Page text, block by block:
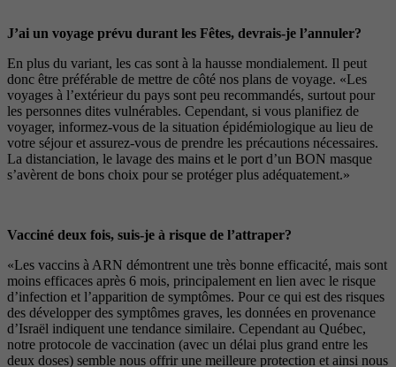
J’ai un voyage prévu durant les Fêtes, devrais-je l’annuler?
En plus du variant, les cas sont à la hausse mondialement. Il peut
donc être préférable de mettre de côté nos plans de voyage. «Les
voyages à l’extérieur du pays sont peu recommandés, surtout pour
les personnes dites vulnérables. Cependant, si vous planifiez de
voyager, informez-vous de la situation épidémiologique au lieu de
votre séjour et assurez-vous de prendre les précautions nécessaires.
La distanciation, le lavage des mains et le port d’un BON masque
s’avèrent de bons choix pour se protéger plus adéquatement.»
Vacciné deux fois, suis-je à risque de l’attraper?
«Les vaccins à ARN démontrent une très bonne efficacité, mais sont
moins efficaces après 6 mois, principalement en lien avec le risque
d’infection et l’apparition de symptômes. Pour ce qui est des risques
des développer des symptômes graves, les données en provenance
d’Israël indiquent une tendance similaire. Cependant au Québec,
notre protocole de vaccination (avec un délai plus grand entre les
deux doses) semble nous offrir une meilleure protection et ainsi nous